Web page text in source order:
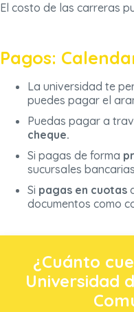
El costo de las carreras
Pagos:
La universidad te
puedes pagar el
Puedas pagar a
cheque.
Si pagas de forma
sucursales
Si pagas en cuotas
documentos como
¿Cuánto
Universidad